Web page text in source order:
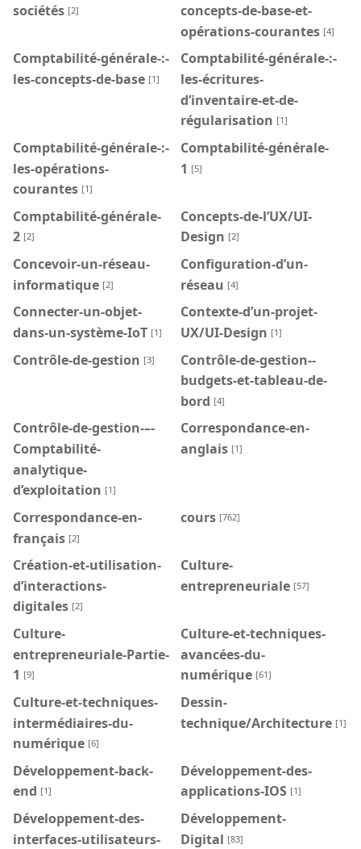
sociétés [2]
concepts-de-base-et-
opérations-courantes [4]
Comptabilité-générale-:-
les-concepts-de-base [1]
Comptabilité-générale-:-
les-écritures-
d’inventaire-et-de-
régularisation [1]
Comptabilité-générale-:-
les-opérations-
courantes [1]
Comptabilité-générale-
1 [5]
Comptabilité-générale-
2 [2]
Concepts-de-l’UX/UI-
Design [2]
Concevoir-un-réseau-
informatique [2]
Configuration-d’un-
réseau [4]
Connecter-un-objet-
dans-un-système-IoT [1]
Contexte-d’un-projet-
UX/UI-Design [1]
Contrôle-de-gestion [3]
Contrôle-de-gestion--
budgets-et-tableau-de-
bord [4]
Contrôle-de-gestion-–-
Comptabilité-
analytique-
d’exploitation [1]
Correspondance-en-
anglais [1]
Correspondance-en-
français [2]
cours [762]
Création-et-utilisation-
d’interactions-
digitales [2]
Culture-
entrepreneuriale [57]
Culture-
entrepreneuriale-Partie-
1 [9]
Culture-et-techniques-
avancées-du-
numérique [61]
Culture-et-techniques-
intermédiaires-du-
numérique [6]
Dessin-
technique/Architecture [1]
Développement-back-
end [1]
Développement-des-
applications-IOS [1]
Développement-des-
interfaces-utilisateurs-
Développement-
Digital [83]